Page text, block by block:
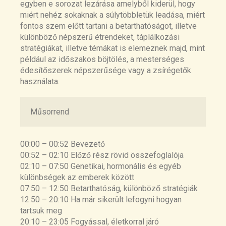
Food combining
https://www.healthline.com/nutrition/food-
combining
Protein fermentation in the gut; implications for
intestinal dysfunction in humans, pigs, and
poultry
https://pubmed.ncbi.nlm.nih.gov/29597354/
Impact of reduced meal frequency without
caloric restriction on glucose regulation in
healthy, normal-weight middle-aged men and
women
https://pubmed.ncbi.nlm.nih.gov/17998028/
Role of High Energy Breakfast „Big Breakfast
Diabetes
Randomized controlled trial for time-restricted
eating in healthy volunteers without obesity
https://pubmed.ncbi.nlm.nih.gov/35194047/
Female breakfast skippers display a disrupted
cortisol rhythm and elevated blood pressure
https://pubmed.ncbi.nlm.nih.gov/25545767/
egyben e sorozat lezárása amelyből kiderül, hogy
miért nehéz sokaknak a súlytöbbletük leadása, miért
fontos szem előtt tartani a betarthatóságot, illetve
különböző népszerű étrendeket, táplálkozási
stratégiákat, illetve témákat is elemeznek majd, mint
például az időszakos böjtölés, a mesterséges
édesítőszerek népszerűsége vagy a zsírégetők
használata.
Műsorrend
00:00 – 00:52 Bevezető
00:52 – 02:10 Előző rész rövid összefoglalója
02:10 – 07:50 Genetikai, hormonális és egyéb
különbségek az emberek között
07:50 – 12:50 Betarthatóság, különböző stratégiák
12:50 – 20:10 Ha már sikerült lefogyni hogyan
tartsuk meg
20:10 – 23:05 Fogyással, életkorral járó